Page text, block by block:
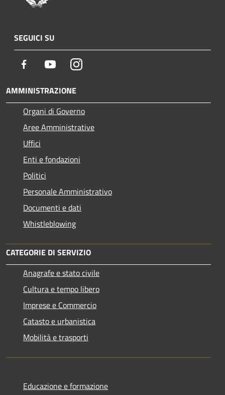
SEGUICI SU
Facebook YoutubeInstagram
AMMINISTRAZIONE
Organi di Governo
Aree Amministrative
Uffici
Enti e fondazioni
Politici
Personale Amministrativo
Documenti e dati
Whistleblowing
CATEGORIE DI SERVIZIO
Anagrafe e stato civile
Cultura e tempo libero
Imprese e Commercio
Catasto e urbanistica
Mobilità e trasporti
Educazione e formazione